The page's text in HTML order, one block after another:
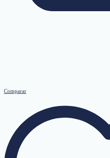
Comparar